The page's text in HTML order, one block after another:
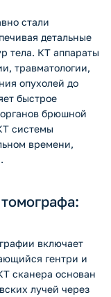
стали
детальные
тела. КТ аппараты
травматологии,
опухолей до
быстрое
брюшной
системы
времени,
включает
гентри и
сканера основан
лучей через